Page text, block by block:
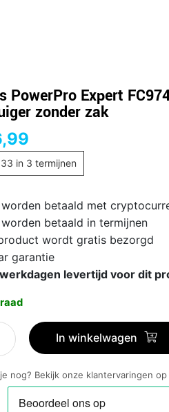
PowerPro Expert
zonder zak
in 3 termijnen
worden betaald met
betaald in termijnen
wordt gratis bezorgd
garantie
levertijd voor dit
09
In winkelwagen
nog? Bekijk onze klantervaringen